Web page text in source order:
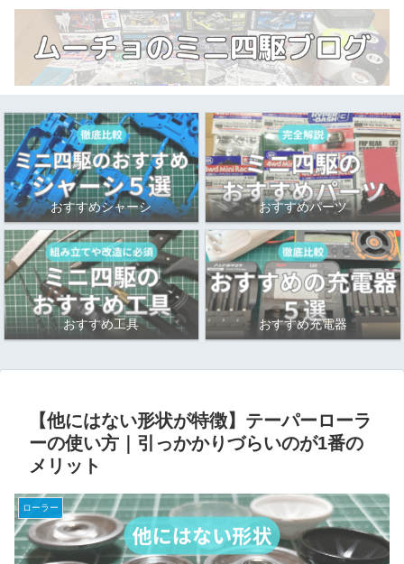
おすすめシャーシ おすすめパーツ
おすすめ工具 おすすめ充電器
【他にはない形状が特徴】テーパーローラ
ーの使い方｜引っかかりづらいのが1番の
メリット
ローラー